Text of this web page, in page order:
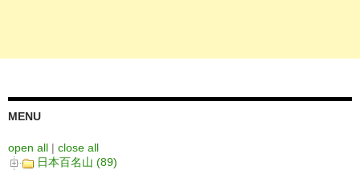
MENU
open all | close all
日本百名山 (89)